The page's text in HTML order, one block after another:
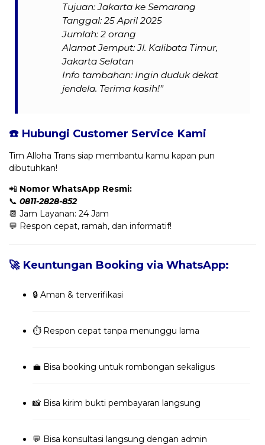
Tujuan: Jakarta ke Semarang
Tanggal: 25 April 2025
Jumlah: 2 orang
Alamat Jemput: Jl. Kalibata Timur,
Jakarta Selatan
Info tambahan: Ingin duduk dekat
jendela. Terima kasih!”
☎️ Hubungi Customer Service Kami
Tim Alloha Trans siap membantu kamu kapan pun
dibutuhkan!
📲 Nomor WhatsApp Resmi:
📞 0811-2828-852
📆 Jam Layanan: 24 Jam
💬 Respon cepat, ramah, dan informatif!
🚀 Keuntungan Booking via WhatsApp:
🔒 Aman & terverifikasi
⏱️ Respon cepat tanpa menunggu lama
💼 Bisa booking untuk rombongan sekaligus
📸 Bisa kirim bukti pembayaran langsung
💬 Bisa konsultasi langsung dengan admin